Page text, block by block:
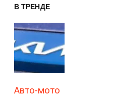
В ТРЕНДЕ
Авто-мото